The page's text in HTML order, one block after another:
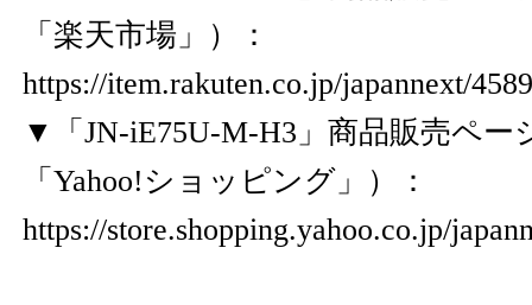
「楽天市場」）：
https://item.rakuten.co.jp/japannext/
▼「JN-iE75U-M-H3」商品販売ペー
「Yahoo!ショッピング」）：
https://store.shopping.yahoo.co.jp/